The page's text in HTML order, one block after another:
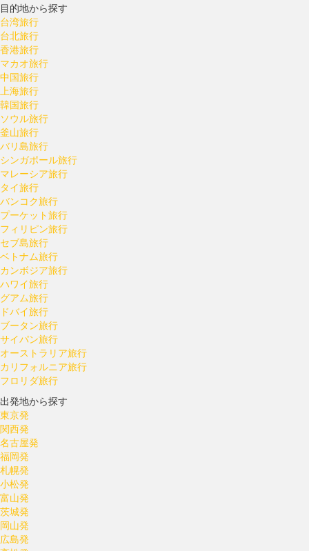
目的地から探す
台湾旅行
台北旅行
香港旅行
マカオ旅行
中国旅行
上海旅行
韓国旅行
ソウル旅行
釜山旅行
バリ島旅行
シンガポール旅行
マレーシア旅行
タイ旅行
バンコク旅行
プーケット旅行
フィリピン旅行
セブ島旅行
ベトナム旅行
カンボジア旅行
ハワイ旅行
グアム旅行
ドバイ旅行
ブータン旅行
サイパン旅行
オーストラリア旅行
カリフォルニア旅行
フロリダ旅行
出発地から探す
東京発
関西発
名古屋発
福岡発
札幌発
小松発
富山発
茨城発
岡山発
広島発